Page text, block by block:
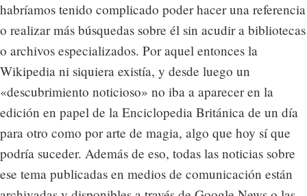
habríamos tenido complicado poder hacer una referencia
o realizar más búsquedas sobre él sin acudir a bibliotecas
o archivos especializados. Por aquel entonces la
Wikipedia ni siquiera existía, y desde luego un
«descubrimiento noticioso» no iba a aparecer en la
edición en papel de la Enciclopedia Británica de un día
para otro como por arte de magia, algo que hoy sí que
podría suceder. Además de eso, todas las noticias sobre
ese tema publicadas en medios de comunicación están